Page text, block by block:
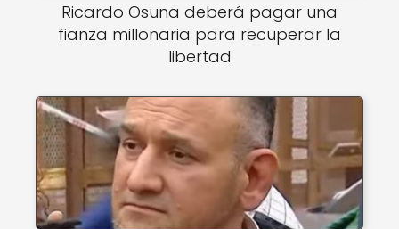
Ricardo Osuna deberá pagar una
fianza millonaria para recuperar la
libertad